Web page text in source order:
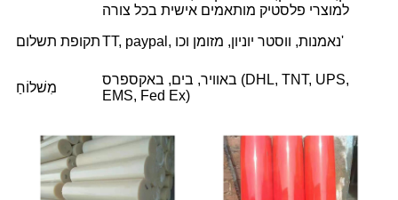
למוצרי פלסטיק מותאמים אישית בכל צורה
תקופת תשלום TT, paypal, נאמנות, ווסטר יוניון, מזומן וכו'
מִשׁלוֹחַ
באוויר, בים, באקספרס (DHL, TNT, UPS,
EMS, Fed Ex)